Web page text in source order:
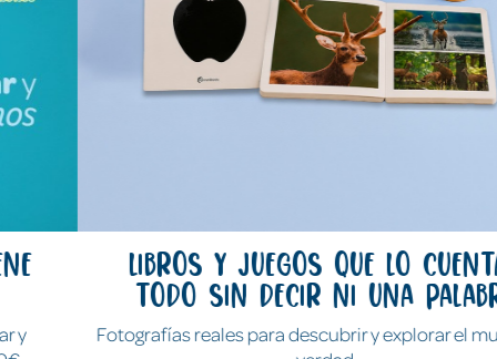
Libros y juegos que lo cuentan
todo sin decir ni una palabra
Fotografías reales para descubrir y explorar el mundo de